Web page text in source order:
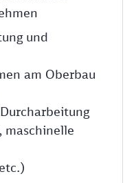
und
am Oberbau
maschinelle